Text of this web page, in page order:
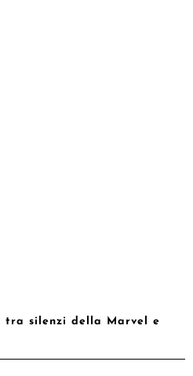
tra silenzi della Marvel e